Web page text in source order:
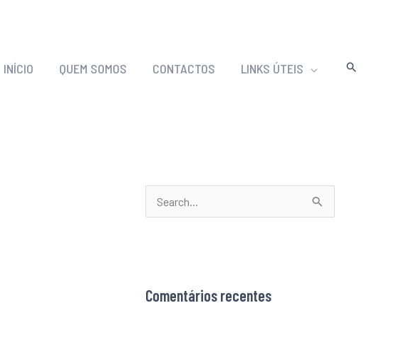
INÍCIO QUEM SOMOS CONTACTOS LINKS ÚTEIS
c
Comentários recentes